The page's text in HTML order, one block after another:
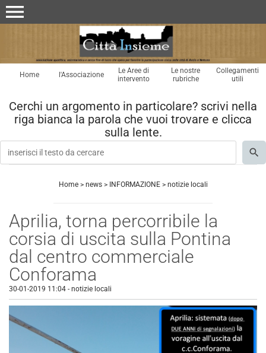
menu
Home l'Associazione
Le Aree di
intervento
Le nostre
rubriche
Collegamenti
utili
Cerchi un argomento in particolare? scrivi nella
riga bianca la parola che vuoi trovare e clicca
sulla lente.
Home> news> INFORMAZIONE> notizie locali
Aprilia, torna percorribile la
corsia di uscita sulla Pontina
dal centro commerciale
Conforama
30-01-2019 11:04 - notizie locali